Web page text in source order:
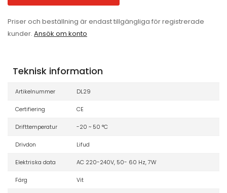
Priser och beställning är endast tillgängliga för registrerade
kunder. Ansök om konto
Teknisk information
Artikelnummer DL29
Certifiering CE
Drifttemperatur -20 ~ 50 °C
Drivdon Lifud
Elektriska data AC 220-240V, 50- 60 Hz, 7W
Färg Vit